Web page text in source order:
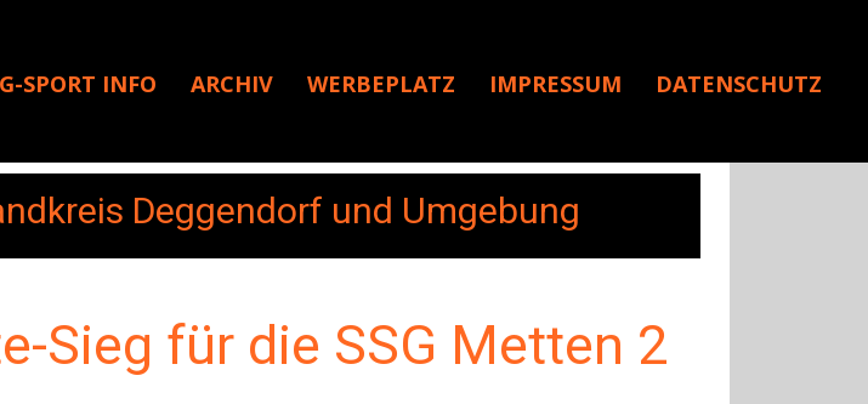
SPORT INFO ARCHIV WERBEPLATZ IMPRESSUM DATENSCHUTZ
Deggendorf und Umgebung
Sieg für die SSG Metten 2